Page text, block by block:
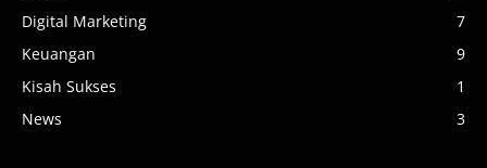
Digital Marketing
7
Keuangan
9
Kisah Sukses
1
News
3